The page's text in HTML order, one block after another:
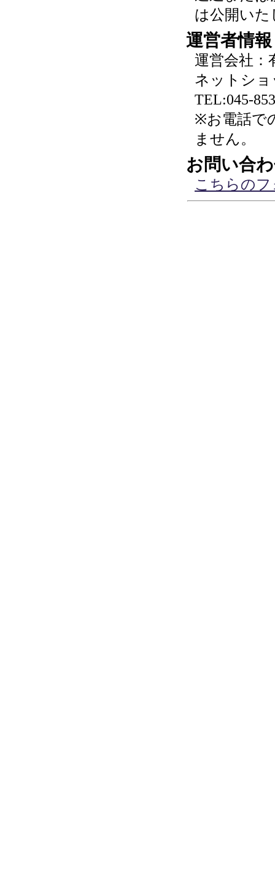
は公開い
運営者情報
運営会社：
ネットショ
TEL:045-
※お電話で
ません。
お問い合
こちらの